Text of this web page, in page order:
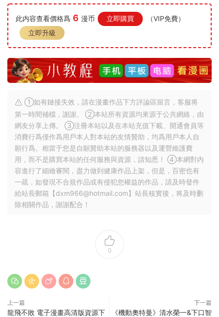
此内容查看價格爲 6 漫币 立即購買
（VIP免費）
立即升級
①如有鏈接失效，請在漫畫作品下方評論區留言，客服将
第一時間補檔，謝謝。 ②本站所有資源均來源于公共網絡，由
網友分享上傳。 ③注冊本站以及在本站充值下載、開通會員等
消費行爲僅作爲用戶本人對本站的友情贊助，均爲用戶本人自
願行爲。相當于您是自願贊助本站的服務器以及運營維護費
用，而不是購買本站的任何服務與資源，請知悉！ ④本網對内
容進行了細緻審閱，盡力做到健康作品上架，但是，百密也有
一疏，如發現不合規作品或有侵犯您權益的作品，請及時發件
給站長郵箱【dxm966@hotmail.com】站長核實後，将及時删
除相關作品，謝謝配合！
0
上一篇
龍飛不敗 電子漫畫高清版資源下
下一篇
《機動奧特曼》清水榮一&下口智